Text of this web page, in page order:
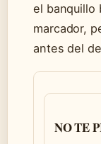
el banquillo
marcador,
antes del
NO TE